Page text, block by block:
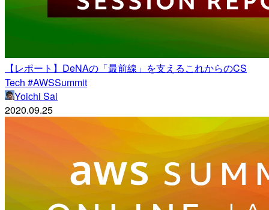
【レポート】DeNAの「最前線」を支えるこれからのCS
Tech #AWSSummit
Yoichi Sai
2020.09.25